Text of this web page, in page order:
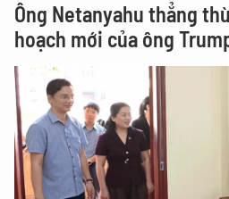
Ông Netanyahu thẳng
hoạch mới của ông